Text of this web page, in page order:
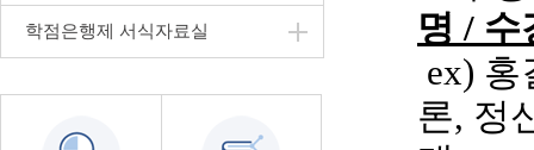
학점은행제 서식자료실
명/
ex) 홍
론, 정